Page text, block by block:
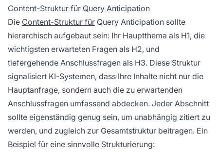
Content-Struktur für Query Anticipation
Die Content-Struktur für Query Anticipation sollte
hierarchisch aufgebaut sein: Ihr Hauptthema als H1, die
wichtigsten erwarteten Fragen als H2, und
tiefergehende Anschlussfragen als H3. Diese Struktur
signalisiert KI-Systemen, dass Ihre Inhalte nicht nur die
Hauptanfrage, sondern auch die zu erwartenden
Anschlussfragen umfassend abdecken. Jeder Abschnitt
sollte eigenständig genug sein, um unabhängig zitiert zu
werden, und zugleich zur Gesamtstruktur beitragen. Ein
Beispiel für eine sinnvolle Strukturierung: